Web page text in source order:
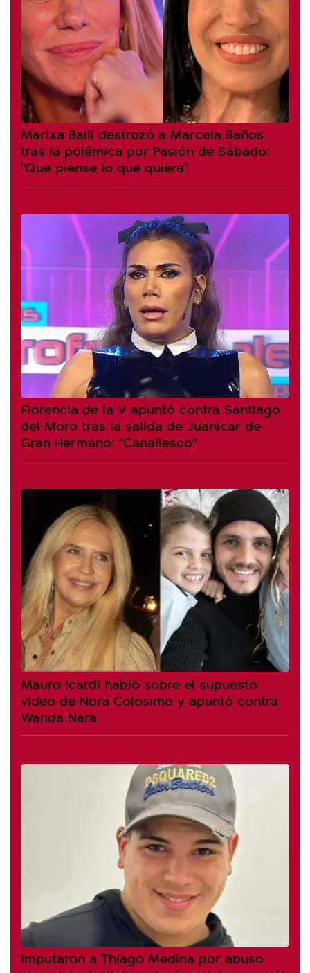
Marixa Balli destrozó a Marcela Baños
tras la polémica por Pasión de Sábado:
"Que piense lo que quiera"
Florencia de la V apuntó contra Santiago
del Moro tras la salida de Juanicar de
Gran Hermano: "Canallesco"
Mauro Icardi habló sobre el supuesto
video de Nora Colosimo y apuntó contra
Wanda Nara
Imputaron a Thiago Medina por abuso